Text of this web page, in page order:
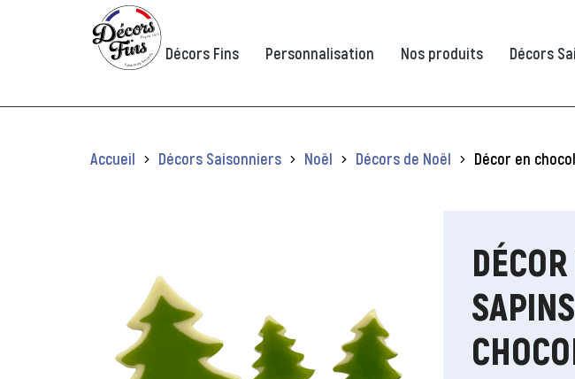
Décors Fins Personnalisation Nos produits Décors
Vous êtes ici :
Accueil Décors Saisonniers Noël Décors de Noël Décor en
Panneau de gestion des cookies